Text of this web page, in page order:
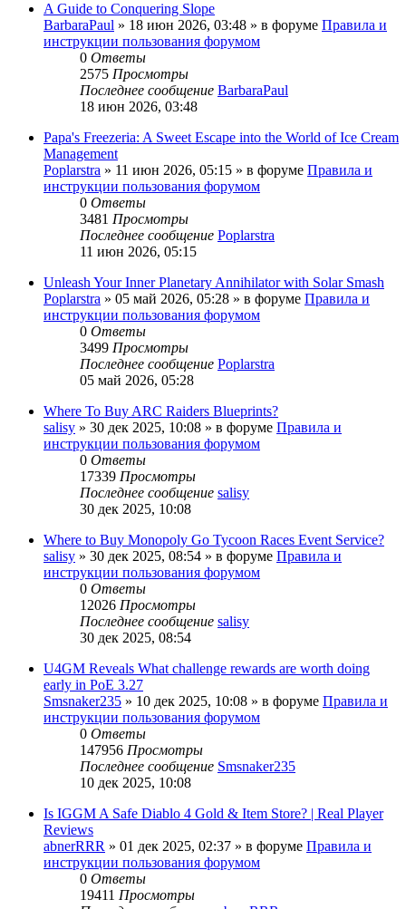
A Guide to Conquering Slope
BarbaraPaul » 18 июн 2026, 03:48 » в форуме Правила и
инструкции пользования форумом
0 Ответы
2575 Просмотры
Последнее сообщение BarbaraPaul
18 июн 2026, 03:48
Papa's Freezeria: A Sweet Escape into the World of Ice Cream
Management
Poplarstra » 11 июн 2026, 05:15 » в форуме Правила и
инструкции пользования форумом
0 Ответы
3481 Просмотры
Последнее сообщение Poplarstra
11 июн 2026, 05:15
Unleash Your Inner Planetary Annihilator with Solar Smash
Poplarstra » 05 май 2026, 05:28 » в форуме Правила и
инструкции пользования форумом
0 Ответы
3499 Просмотры
Последнее сообщение Poplarstra
05 май 2026, 05:28
Where To Buy ARC Raiders Blueprints?
salisy » 30 дек 2025, 10:08 » в форуме Правила и
инструкции пользования форумом
0 Ответы
17339 Просмотры
Последнее сообщение salisy
30 дек 2025, 10:08
Where to Buy Monopoly Go Tycoon Races Event Service?
salisy » 30 дек 2025, 08:54 » в форуме Правила и
инструкции пользования форумом
0 Ответы
12026 Просмотры
Последнее сообщение salisy
30 дек 2025, 08:54
U4GM Reveals What challenge rewards are worth doing
early in PoE 3.27
Smsnaker235 » 10 дек 2025, 10:08 » в форуме Правила и
инструкции пользования форумом
0 Ответы
147956 Просмотры
Последнее сообщение Smsnaker235
10 дек 2025, 10:08
Is IGGM A Safe Diablo 4 Gold & Item Store? | Real Player
Reviews
abnerRRR » 01 дек 2025, 02:37 » в форуме Правила и
инструкции пользования форумом
0 Ответы
19411 Просмотры